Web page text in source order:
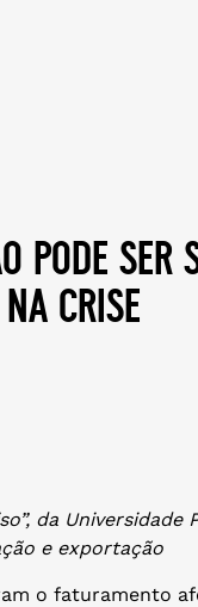
pode ser
na crise
da
e exportação
o faturamento